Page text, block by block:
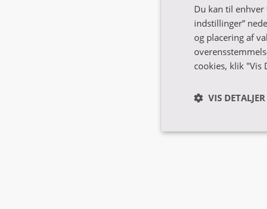
Tag testen, og
Vidste du fx,
Besvar 6
Du kan til
indstillinger”
og placering af
cookies, klik "Vis
VIS DETALJER